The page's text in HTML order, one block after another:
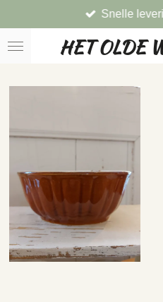
direct
naar
HET OLDE
Snelle